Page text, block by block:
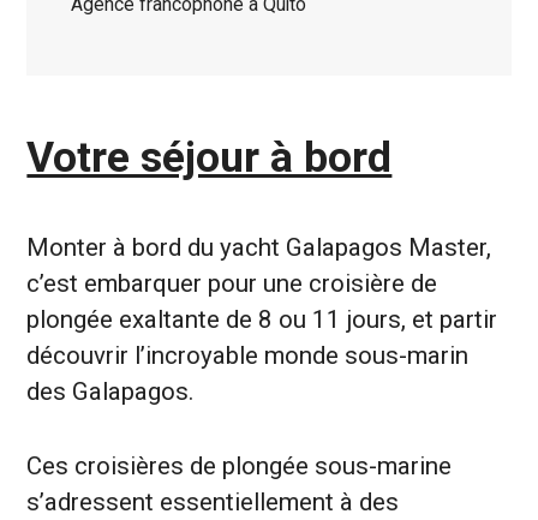
Votre séjour à bord
Monter à bord du yacht Galapagos Master,
c’est embarquer pour une croisière de
plongée exaltante de 8 ou 11 jours, et partir
découvrir l’incroyable monde sous-marin
des Galapagos.
Ces croisières de plongée sous-marine
s’adressent essentiellement à des